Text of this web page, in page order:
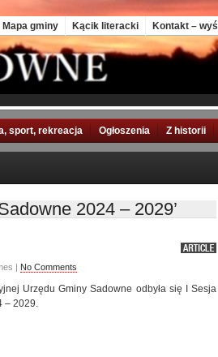
Mapa gminy Kącik literacki Kontakt –
sport, rekreacja Ogłoszenia Z historii
2024 – 2029’
| No Comments
Urzędu Gminy Sadowne odbyła się I Sesja
– 2029.